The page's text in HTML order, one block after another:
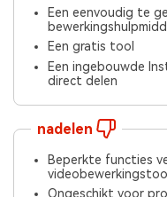
Een eenvoudig te
Een gratis tool
Een ingebouwde
direct delen
nadelen
Beperkte functies
Ongeschikt voor